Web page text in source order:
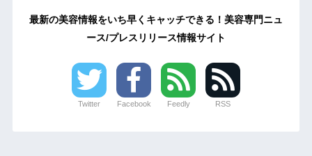
最新の美容情報をいち早くキャッチできる！美容専門ニュ
ース/プレスリリース情報サイト
Twitter Facebook Feedly RSS